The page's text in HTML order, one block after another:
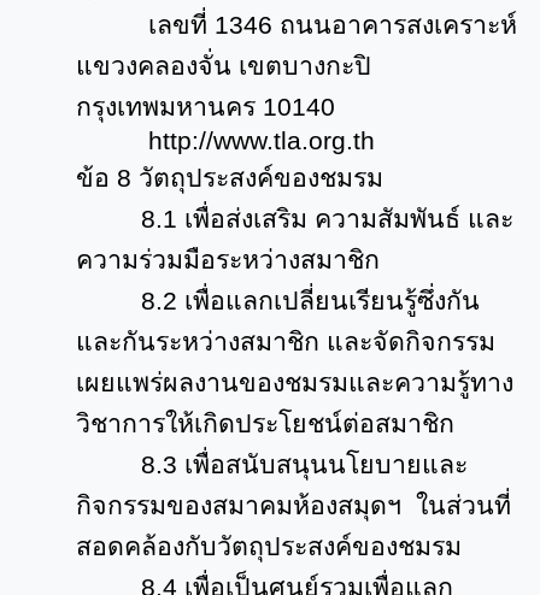
เลขที่ 1346 ถนนอาคารสงเคราะห์
แขวงคลองจั่น เขตบางกะปิ
กรุงเทพมหานคร 10140
http://www.tla.org.th
ข้อ 8 วัตถุประสงค์ของชมรม
8.1 เพื่อส่งเสริม ความสัมพันธ์ และ
ความร่วมมือระหว่างสมาชิก
8.2 เพื่อแลกเปลี่ยนเรียนรู้ซึ่งกัน
และกันระหว่างสมาชิก และจัดกิจกรรม
เผยแพร่ผลงานของชมรมและความรู้ทาง
วิชาการให้เกิดประโยชน์ต่อสมาชิก
8.3 เพื่อสนับสนุนนโยบายและ
กิจกรรมของสมาคมห้องสมุดฯ ในส่วนที่
สอดคล้องกับวัตถุประสงค์ของชมรม
8.4 เพื่อเป็นศูนย์รวมเพื่อแลก